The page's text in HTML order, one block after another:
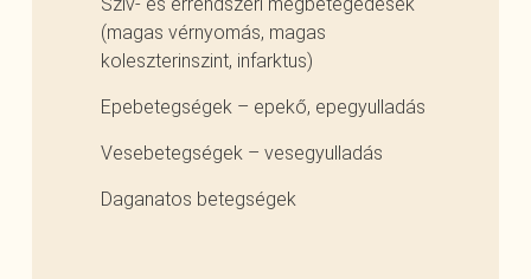
(magas vérnyomás, magas
koleszterinszint, infarktus)
Epebetegségek – epekő, epegyulladás
Vesebetegségek – vesegyulladás
Daganatos betegségek